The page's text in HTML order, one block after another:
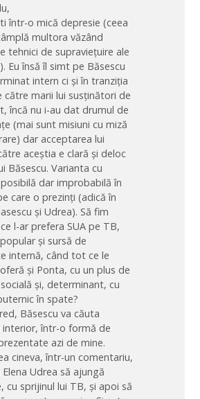
într-o mică depresie (ceea
multora văzând
tehnici de supraviețuire ale
Eu însă îl simt pe Băsescu
intern ci și în tranziția
către marii lui susținători de
încă nu i-au dat drumul de
(mai sunt misiuni cu miză
dar acceptarea lui
aceștia e clară și deloc
Băsescu. Varianta cu
dar improbabilă în
care o prezinți (adică în
și Udrea). Să fim
l-ar prefera SUA pe TB,
și sursă de
internă, când tot ce le
și Ponta, cu un plus de
și, determinant, cu
în spate?
Băsescu va căuta
interior, într-o formă de
azi de mine.
cineva, într-un comentariu,
Udrea să ajungă
cu sprijinul lui TB, și apoi să